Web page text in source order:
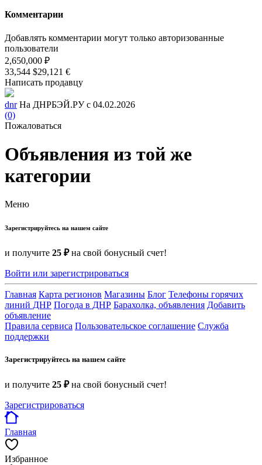
Комментарии
Добавлять комментарии могут только авторизованные
пользователи
2,650,000 ₽
33,544 $29,121 €
Написать продавцу
dnr На ДНРБЭЙ.РУ с 04.02.2026
(0)
Пожаловаться
Объявления из той же
категории
Меню
Зарегистрируйтесь на нашем сайте
и получите 25 ₽на свой бонусный счет!
Войти или зарегистрироваться
Главная Карта регионов Магазины Блог Телефоны горячих
линий ДНР Погода в ДНР Барахолка, объявления Добавить
объявление
Правила сервиса Пользовательское соглашение Служба
поддержки
Зарегистрируйтесь на нашем сайте
и получите 25 ₽на свой бонусный счет!
Зарегистрироваться
Главная
Избранное